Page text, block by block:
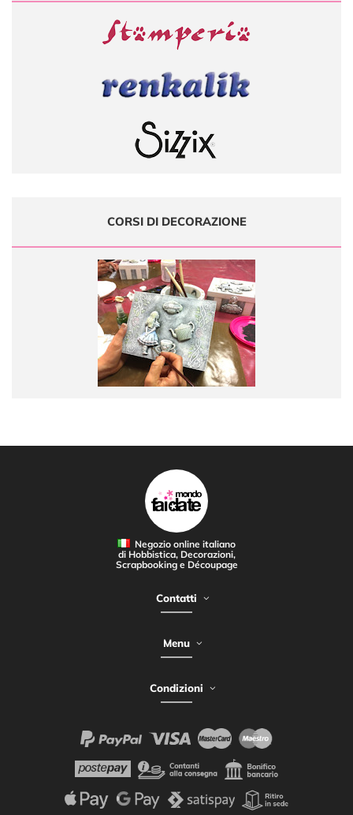
CORSI DI DECORAZIONE
Negozio online italiano
di Hobbistica, Decorazioni,
Scrapbooking e Découpage
Contatti
Menu
Condizioni